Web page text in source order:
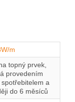
m
topný prvek,
provedením
a
do 6 měsíců